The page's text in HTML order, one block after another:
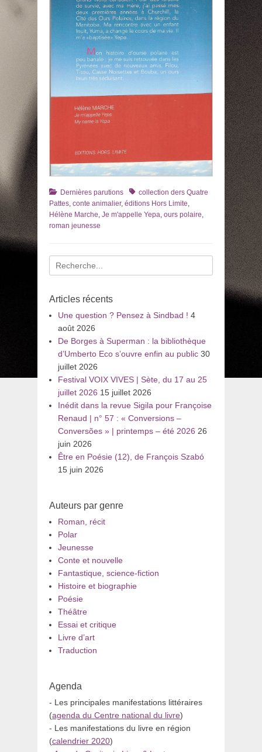
Catégories
Dernières parutions Tagscollection ders Quatre
Pattes, conte animalier, éditions Hors Limite,
Hélène Marche, Je m'appelle Yepa, ours polaire,
roman jeunesse
Recherche
pour
Articles récents
Une question ? Pensez à Sindbad ! 4
août 2026
De Borges à Superman : la bibliothèque
d’Umberto Eco s’ouvre enfin au public 30
juillet 2026
Festival VOIX VIVES | Sète, du 17 au 25
juillet 2026 15 juillet 2026
Inédit dans la revue Sigila pour Françoise
Renaud | n° 57 : « Conversions –
Conversões » | printemps – été 2026 26
juin 2026
Être en Poésie (12), de François Szabó
15 juin 2026
Auteurs par genre
Roman, récit
Polar
Jeunesse
Conte et nouvelle
Fantastique, science-fiction
Histoire et biographie
Poésie
Théâtre
Essai et critique
Livre d’art
Traduction
Agenda
- Les principales manifestations littéraires
(agenda du Centre national du livre)
- Les manifestations du livre en région
(calendrier 2020)